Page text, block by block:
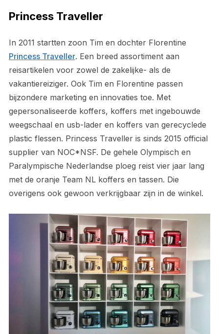
Princess Traveller
In 2011 startten zoon Tim en dochter Florentine
Princess Traveller. Een breed assortiment aan
reisartikelen voor zowel de zakelijke- als de
vakantiereiziger. Ook Tim en Florentine passen
bijzondere marketing en innovaties toe. Met
gepersonaliseerde koffers, koffers met ingebouwde
weegschaal en usb-lader en koffers van gerecyclede
plastic flessen. Princess Traveller is sinds 2015 official
supplier van NOC*NSF. De gehele Olympisch en
Paralympische Nederlandse ploeg reist vier jaar lang
met de oranje Team NL koffers en tassen. Die
overigens ook gewoon verkrijgbaar zijn in de winkel.